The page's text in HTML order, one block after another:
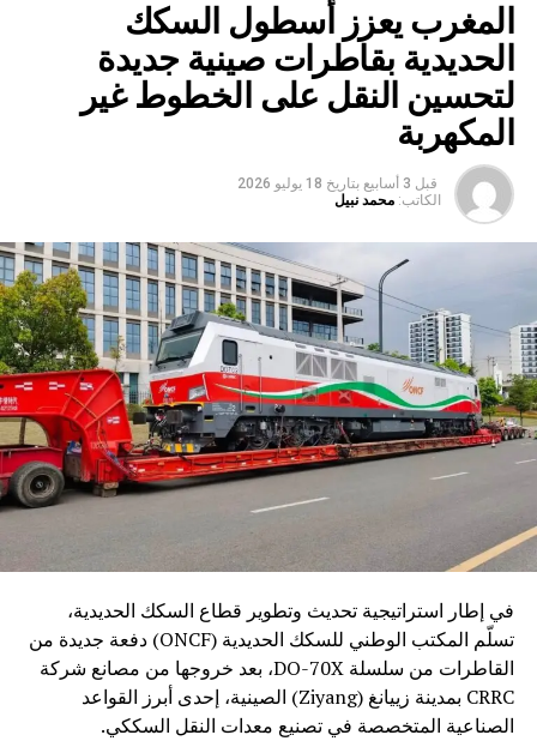
المغرب يعزز أسطول السكك
الحديدية بقاطرات صينية جديدة
لتحسين النقل على الخطوط غير
المكهربة
قبل 3 أسابيع بتاريخ 18 يوليو 2026
الكاتب: محمد نبيل
في إطار استراتيجية تحديث وتطوير قطاع السكك الحديدية،
تسلّم المكتب الوطني للسكك الحديدية (ONCF) دفعة جديدة من
القاطرات من سلسلة DO-70X، بعد خروجها من مصانع شركة
CRRC بمدينة زييانغ (Ziyang) الصينية، إحدى أبرز القواعد
الصناعية المتخصصة في تصنيع معدات النقل السككي.